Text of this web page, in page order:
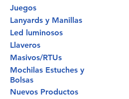
Juegos
Lanyards y Manillas
Led luminosos
Llaveros
Masivos/RTUs
Mochilas Estuches y
Bolsas
Nuevos Productos